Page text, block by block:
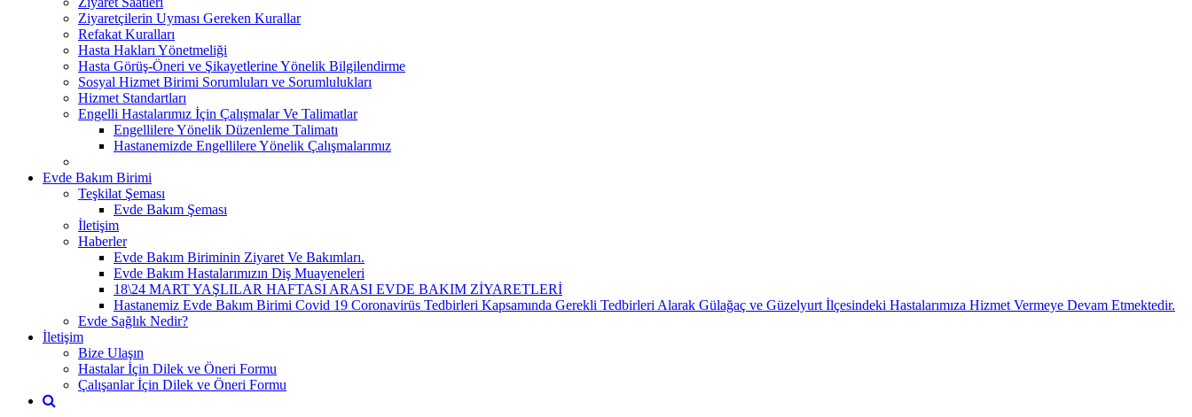
Ziyaretçilerin Uyması Gereken Kurallar
Refakat Kuralları
Hasta Hakları Yönetmeliği
Hasta Görüş-Öneri ve Şikayetlerine Yönelik Bilgilendirme
Sosyal Hizmet Birimi Sorumluları ve Sorumlulukları
Hizmet Standartları
Engelli Hastalarımız İçin Çalışmalar Ve Talimatlar
Engellilere Yönelik Düzenleme Talimatı
Hastanemizde Engellilere Yönelik Çalışmalarımız
Evde Bakım Birimi
Teşkilat Şeması
Evde Bakım Şeması
İletişim
Haberler
Evde Bakım Biriminin Ziyaret Ve Bakımları.
Evde Bakım Hastalarımızın Diş Muayeneleri
18\24 MART YAŞLILAR HAFTASI ARASI EVDE BAKIM ZİYARETLERİ
Hastanemiz Evde Bakım Birimi Covid 19 Coronavirüs Tedbirleri Kapsamında Gerekli Tedbirleri Alarak Gülağaç ve Güzelyurt İlçesindeki Hastalarımıza Hizmet Vermeye Devam Etmektedir.
Evde Sağlık Nedir?
İletişim
Bize Ulaşın
Hastalar İçin Dilek ve Öneri Formu
Çalışanlar İçin Dilek ve Öneri Formu